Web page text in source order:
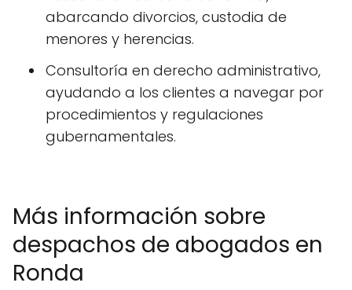
abarcando divorcios, custodia de
menores y herencias.
Consultoría en derecho administrativo,
ayudando a los clientes a navegar por
procedimientos y regulaciones
gubernamentales.
Más información sobre
despachos de abogados en
Ronda